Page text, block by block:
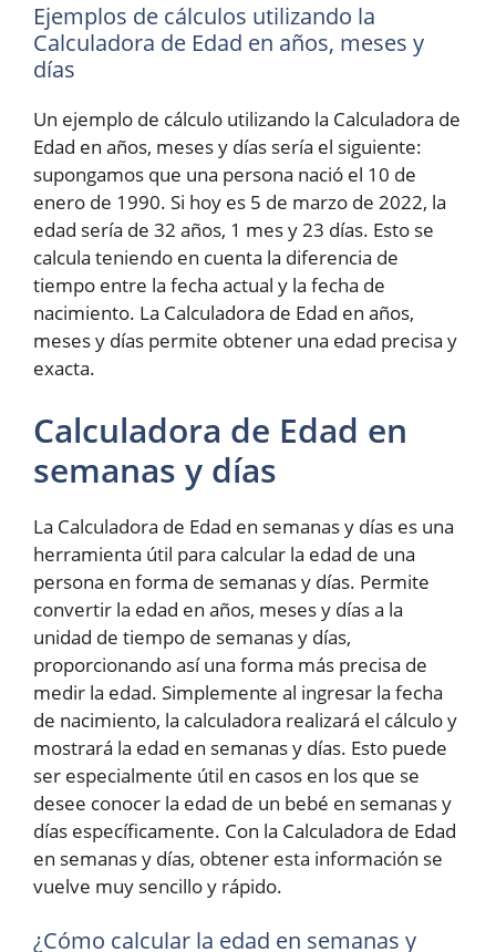
Ejemplos de cálculos utilizando la
Calculadora de Edad en años, meses y
días
Un ejemplo de cálculo utilizando la Calculadora de
Edad en años, meses y días sería el siguiente:
supongamos que una persona nació el 10 de
enero de 1990. Si hoy es 5 de marzo de 2022, la
edad sería de 32 años, 1 mes y 23 días. Esto se
calcula teniendo en cuenta la diferencia de
tiempo entre la fecha actual y la fecha de
nacimiento. La Calculadora de Edad en años,
meses y días permite obtener una edad precisa y
exacta.
Calculadora de Edad en
semanas y días
La Calculadora de Edad en semanas y días es una
herramienta útil para calcular la edad de una
persona en forma de semanas y días. Permite
convertir la edad en años, meses y días a la
unidad de tiempo de semanas y días,
proporcionando así una forma más precisa de
medir la edad. Simplemente al ingresar la fecha
de nacimiento, la calculadora realizará el cálculo y
mostrará la edad en semanas y días. Esto puede
ser especialmente útil en casos en los que se
desee conocer la edad de un bebé en semanas y
días específicamente. Con la Calculadora de Edad
en semanas y días, obtener esta información se
vuelve muy sencillo y rápido.
¿Cómo calcular la edad en semanas y